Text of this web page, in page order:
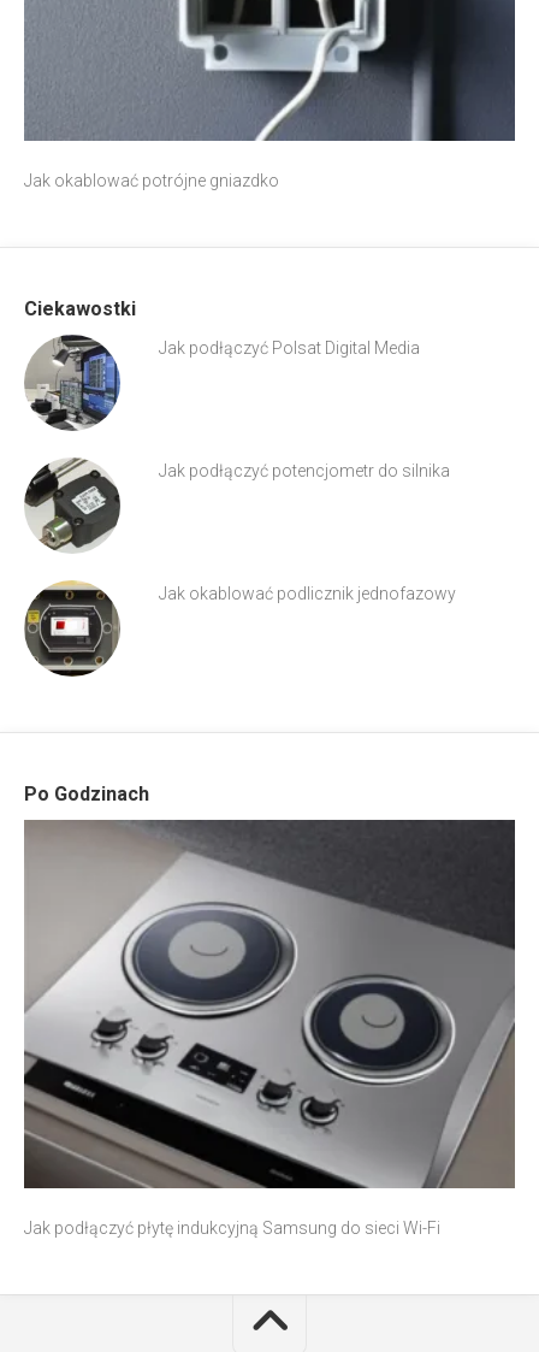
Jak okablować potrójne gniazdko
Ciekawostki
Jak podłączyć Polsat Digital Media
Jak podłączyć potencjometr do silnika
Jak okablować podlicznik jednofazowy
Po Godzinach
Jak podłączyć płytę indukcyjną Samsung do sieci Wi-Fi